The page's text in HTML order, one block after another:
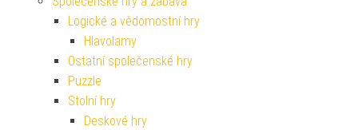
Logické a vědomostní hry
Hlavolamy
Ostatní společenské hry
Puzzle
Stolní hry
Deskové hry